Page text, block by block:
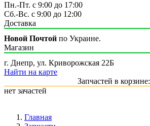
Пн.-Пт. с 9:00 до 17:00
Сб.-Вс. с 9:00 до 12:00
Доставка
Новой Почтой по Украине.
Магазин
г. Днепр, ул. Криворожская 22Б
Найти на карте
Запчастей в корзине:
нет зачастей
Главная